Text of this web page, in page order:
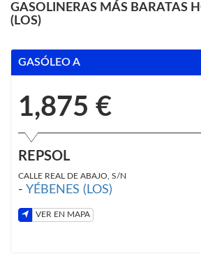
GASOLINERAS MÁS BARATAS
(LOS)
GASÓLEO A
1,875 €
REPSOL
CALLE REAL DE ABAJO, S/N
- YÉBENES (LOS)
VER EN MAPA